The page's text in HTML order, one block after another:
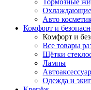
Тормозные
Авто
Комфорт и
Комфорт и
Все товары
Щётки
Лампы
Одежда и